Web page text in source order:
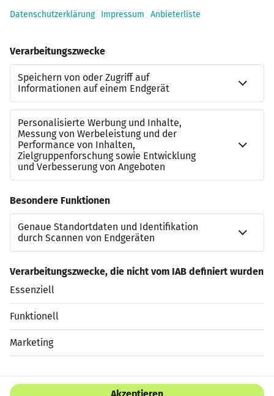
mehr zu unseren Stellenangeboten wissen wollen,
Vielfalt und Chancengleichheit: Bei uns zählst du!
Diversität und Chancengleichheit sind für uns mehr als
Worte. Bei uns arbeitest du auf Augenhöhe, denn jeder
Beitrag zählt und wird geschätzt. Eine offene
Feedbackkultur ist der Schlüssel zu unserem
gemeinsamen Erfolg. Unabhängig von Herkunft,
Geschlecht, Religion, Behinderung, Alter oder Identität
Deine Persönlichkeit ist unsere Stärke! SEE & BE SEEN
at #teamspex
Datenschutzerklärung